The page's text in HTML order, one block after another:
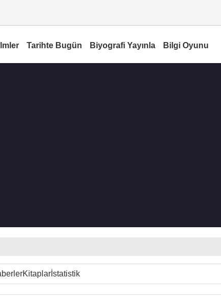
Tarihte Bugün Biyografi Yayınla Bilgi Oyunu
Kitaplar İstatistik